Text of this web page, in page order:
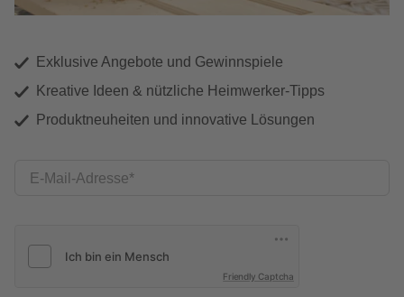
Exklusive Angebote und Gewinnspiele
Kreative Ideen & nützliche Heimwerker-Tipps
Produktneuheiten und innovative Lösungen
E-Mail-Adresse
Friendly Captcha